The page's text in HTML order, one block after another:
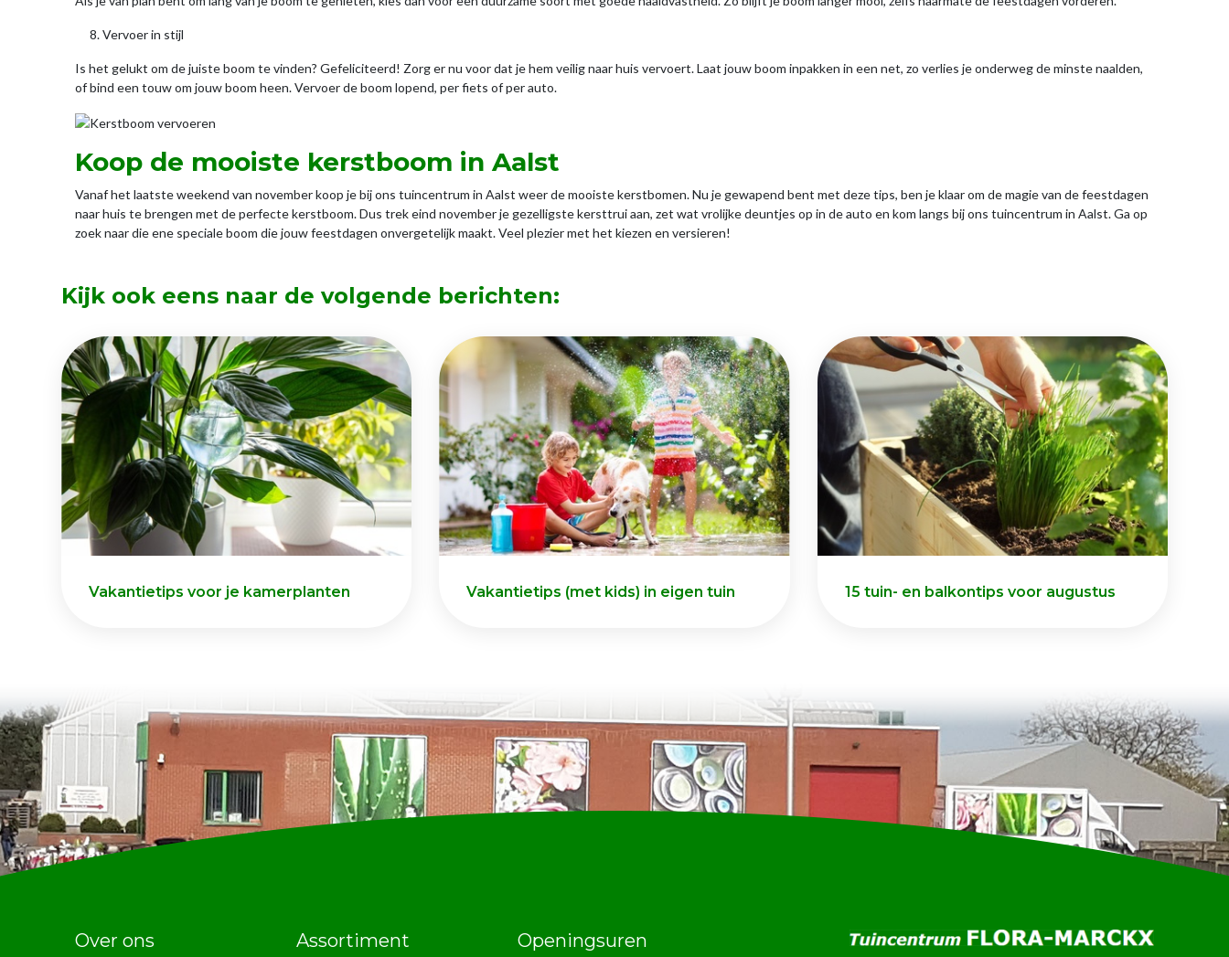
Vervoer in stijl
Is het gelukt om de juiste boom te vinden? Gefeliciteerd! Zorg er nu voor dat je hem veilig naar huis vervoert. Laat jouw boom inpakken in een net, zo verlies je onderweg de minste naalden,
of bind een touw om jouw boom heen. Vervoer de boom lopend, per fiets of per auto.
Koop de mooiste kerstboom in Aalst
Vanaf het laatste weekend van november koop je bij ons tuincentrum in Aalst weer de mooiste kerstbomen. Nu je gewapend bent met deze tips, ben je klaar om de magie van de feestdagen
naar huis te brengen met de perfecte kerstboom. Dus trek eind november je gezelligste kersttrui aan, zet wat vrolijke deuntjes op in de auto en kom langs bij ons tuincentrum in Aalst. Ga op
zoek naar die ene speciale boom die jouw feestdagen onvergetelijk maakt. Veel plezier met het kiezen en versieren!
Kijk ook eens naar de volgende berichten:
Vakantietips voor je kamerplanten Vakantietips (met kids) in eigen tuin 15 tuin- en balkontips voor augustus
Over ons Assortiment Openingsuren